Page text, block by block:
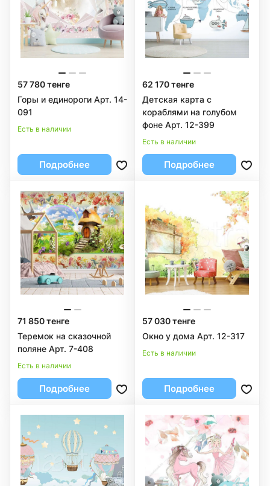
57 780 тенге
Горы и единороги Арт. 14-
091
Есть в наличии
Подробнее
62 170 тенге
Детская карта с
кораблями на голубом
фоне Арт. 12-399
Есть в наличии
Подробнее
71 850 тенге
Теремок на сказочной
поляне Арт. 7-408
Есть в наличии
Подробнее
57 030 тенге
Окно у дома Арт. 12-317
Есть в наличии
Подробнее